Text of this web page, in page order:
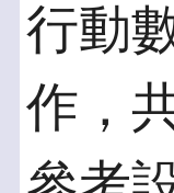
行動
作，